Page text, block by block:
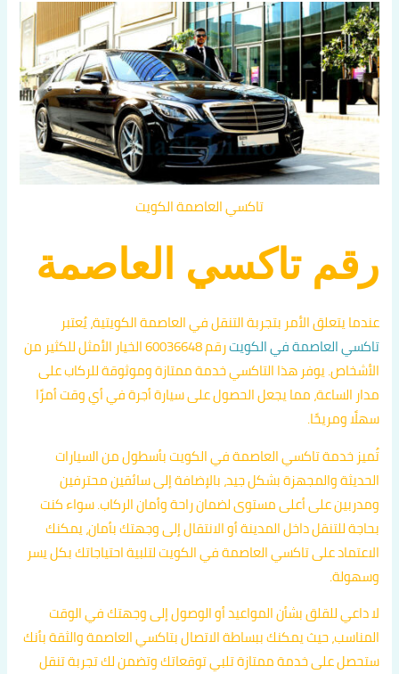
تاكسي العاصمة الكويت
رقم تاكسي العاصمة
عندما يتعلق الأمر بتجربة التنقل في العاصمة الكويتية، يُعتبر
تاكسي العاصمة في الكويت
رقم 60036648 الخيار الأمثل للكثير من
الأشخاص. يوفر هذا التاكسي خدمة ممتازة وموثوقة للركاب على
مدار الساعة، مما يجعل الحصول على سيارة أجرة في أي وقت أمرًا
سهلًا ومريحًا.
تُميز خدمة تاكسي العاصمة في الكويت بأسطول من السيارات
الحديثة والمجهزة بشكل جيد، بالإضافة إلى سائقين محترفين
ومدربين على أعلى مستوى لضمان راحة وأمان الركاب. سواء كنت
بحاجة للتنقل داخل المدينة أو الانتقال إلى وجهتك بأمان، يمكنك
الاعتماد على تاكسي العاصمة في الكويت لتلبية احتياجاتك بكل يسر
وسهولة.
لا داعي للقلق بشأن المواعيد أو الوصول إلى وجهتك في الوقت
المناسب، حيث يمكنك ببساطة الاتصال بتاكسي العاصمة والثقة بأنك
ستحصل على خدمة ممتازة تلبي توقعاتك وتضمن لك تجربة تنقل